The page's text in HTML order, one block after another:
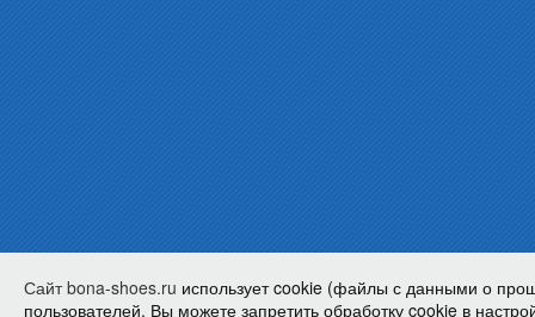
Сайт bona-shoes.ru использует cookie (файлы с данными о
пользователей. Вы можете запретить обработку cookie в